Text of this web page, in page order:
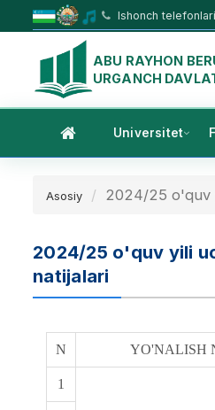
Ishonch
ABU RAYHON
URGANCH
Universitet
Asosiy 2024/25 o'quv
2024/25 o'quv yili
natijalari
N YO'NALISH
1